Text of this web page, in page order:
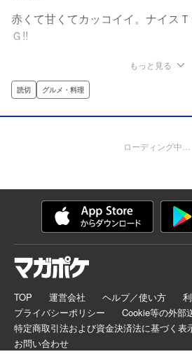
赤くて甘くてカッコイイ。ナイス
Ｇ!!
もっと見る
読切 グルメ・料理
ローディング中…
TOP 運営会社 ヘルプ／使い方
プライバシーポリシー
Cookie等の外部
特定商取引法および資金決済法に基づく表
お問い合わせ